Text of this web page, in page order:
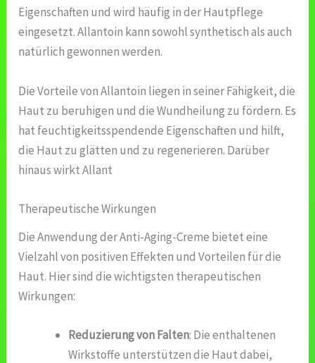
Eigenschaften und wird häufig in der Hautpflege
eingesetzt. Allantoin kann sowohl synthetisch als auch
natürlich gewonnen werden.
Die Vorteile von Allantoin liegen in seiner Fähigkeit, die
Haut zu beruhigen und die Wundheilung zu fördern. Es
hat feuchtigkeitsspendende Eigenschaften und hilft,
die Haut zu glätten und zu regenerieren. Darüber
hinaus wirkt Allant
Therapeutische Wirkungen
Die Anwendung der Anti-Aging-Creme bietet eine
Vielzahl von positiven Effekten und Vorteilen für die
Haut. Hier sind die wichtigsten therapeutischen
Wirkungen:
Reduzierung von Falten: Die enthaltenen
Wirkstoffe unterstützen die Haut dabei,